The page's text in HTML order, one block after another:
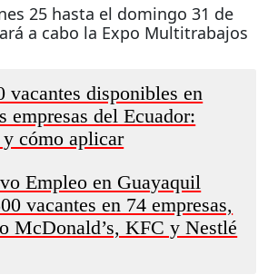
25 hasta el domingo 31 de
a cabo la Expo Multitrabajos
vacantes disponibles en
empresas del Ecuador:
cómo aplicar
Empleo en Guayaquil
vacantes en 74 empresas,
McDonald’s, KFC y Nestlé